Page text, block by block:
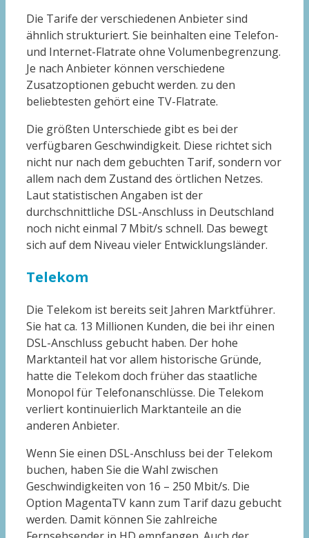
Die Tarife der verschiedenen Anbieter sind
ähnlich strukturiert. Sie beinhalten eine Telefon-
und Internet-Flatrate ohne Volumenbegrenzung.
Je nach Anbieter können verschiedene
Zusatzoptionen gebucht werden. zu den
beliebtesten gehört eine TV-Flatrate.
Die größten Unterschiede gibt es bei der
verfügbaren Geschwindigkeit. Diese richtet sich
nicht nur nach dem gebuchten Tarif, sondern vor
allem nach dem Zustand des örtlichen Netzes.
Laut statistischen Angaben ist der
durchschnittliche DSL-Anschluss in Deutschland
noch nicht einmal 7 Mbit/s schnell. Das bewegt
sich auf dem Niveau vieler Entwicklungsländer.
Telekom
Die Telekom ist bereits seit Jahren Marktführer.
Sie hat ca. 13 Millionen Kunden, die bei ihr einen
DSL-Anschluss gebucht haben. Der hohe
Marktanteil hat vor allem historische Gründe,
hatte die Telekom doch früher das staatliche
Monopol für Telefonanschlüsse. Die Telekom
verliert kontinuierlich Marktanteile an die
anderen Anbieter.
Wenn Sie einen DSL-Anschluss bei der Telekom
buchen, haben Sie die Wahl zwischen
Geschwindigkeiten von 16 – 250 Mbit/s. Die
Option MagentaTV kann zum Tarif dazu gebucht
werden. Damit können Sie zahlreiche